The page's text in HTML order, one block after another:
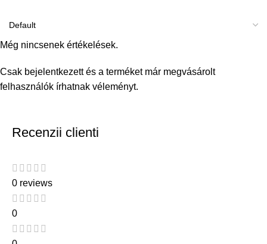
Még nincsenek értékelések.
Csak bejelentkezett és a terméket már megvásárolt
felhasználók írhatnak véleményt.
Recenzii clienti
0 reviews
0